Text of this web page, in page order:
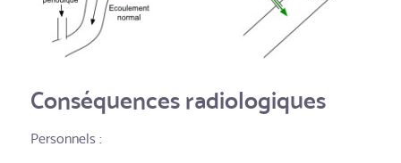
Conséquences radiologiques
Personnels :